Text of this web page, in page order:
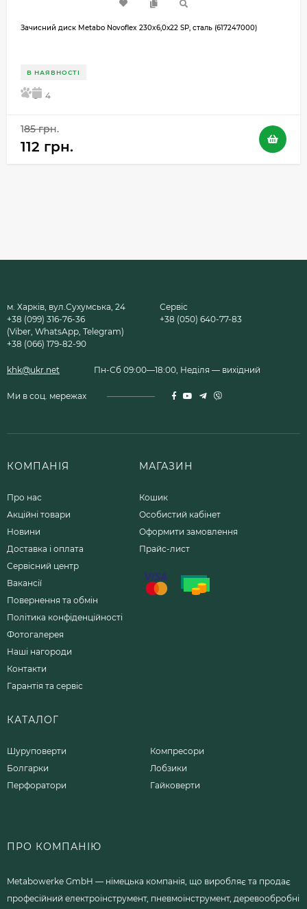
Зачисний диск Metabo Novoflex 230x6,0х22 SP, сталь (617247000)
В НАЯВНОСТІ
4
185 грн.
112 грн.
м. Харків, вул.Сухумська, 24
+38 (099) 316-76-36
(Viber, WhatsApp, Telegram)
+38 (066) 179-82-90
Сервіс
+38 (050) 640-77-83
khk@ukr.net Пн-Сб 09:00—18:00, Неділя — вихідний
Ми в соц. мережах
КОМПАНІЯ
Про нас
Акційні товари
Новини
Доставка і оплата
Сервісний центр
Вакансії
Повернення та обмін
Політика конфіденційності
Фотогалерея
Наші нагороди
Контакти
Гарантія та сервіс
МАГАЗИН
Кошик
Особистий кабінет
Оформити замовлення
Прайс-лист
КАТАЛОГ
Шуруповерти
Болгарки
Перфоратори
Компресори
Лобзики
Гайковерти
ПРО КОМПАНІЮ
Metabowerke GmbH — німецька компанія, що виробляє та продає
професійний електроінструмент, пневмоінструмент, деревообробні